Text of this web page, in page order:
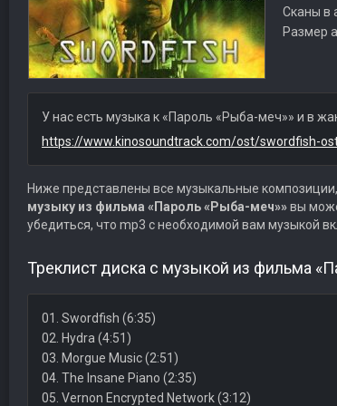
Сканы в
Размер
У нас есть музыка к «Пароль «Рыба-меч»» и в
https://www.kinosoundtrack.com/ost/swordfish-
Ниже представлены все музыкальные
музыку из фильма «Пароль «Рыба-меч»»вы
убедиться, что mp3 с необходимой вам музыкой
Треклист диска с музыкой из фильма
01. Swordfish (6:35)
02. Hydra (4:51)
03. Morgue Music (2:51)
04. The Insane Piano (2:35)
05. Vernon Encrypted Network (3:12)